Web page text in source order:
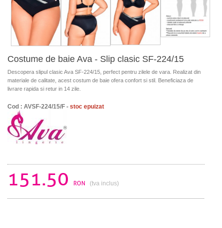
Costume de baie Ava - Slip clasic SF-224/15
Descopera slipul clasic Ava SF-224/15, perfect pentru zilele de vara. Realizat din
materiale de calitate, acest costum de baie ofera confort si stil. Beneficiaza de
livrare rapida si retur in 14 zile.
Cod : AVSF-224/15/F - stoc epuizat
151.50 RON (tva inclus)